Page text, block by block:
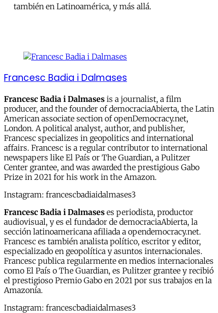
también en Latinoamérica, y más allá.
Francesc Badia i Dalmases
Francesc Badia i Dalmases is a journalist, a film
producer, and the founder of democraciaAbierta, the Latin
American associate section of openDemocracy.net,
London. A political analyst, author, and publisher,
Francesc specializes in geopolitics and international
affairs. Francesc is a regular contributor to international
newspapers like El País or The Guardian, a Pulitzer
Center grantee, and was awarded the prestigious Gabo
Prize in 2021 for his work in the Amazon.
Instagram: francescbadiaidalmases3
Francesc Badia i Dalmases es periodista, productor
audiovisual, y es el fundador de democraciaAbierta, la
sección latinoamericana afiliada a opendemocracy.net.
Francesc es también analista político, escritor y editor,
especializado en geopolítica y asuntos internacionales.
Francesc publica regularmente en medios internacionales
como El País o The Guardian, es Pulitzer grantee y recibió
el prestigioso Premio Gabo en 2021 por sus trabajos en la
Amazonía.
Instagram: francescbadiaidalmases3